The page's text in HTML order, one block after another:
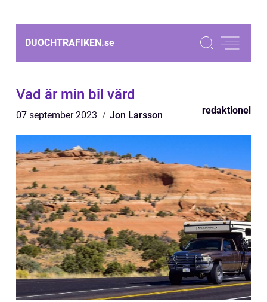
DUOCHTRAFIKEN.se
Vad är min bil värd
07 september 2023 Jon Larsson redaktionel